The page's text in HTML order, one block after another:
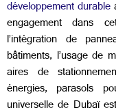
développement durable
engagement dans
l’intégration de
bâtiments, l’usage de
aires de
énergies, parasols
universelle de Dubaï